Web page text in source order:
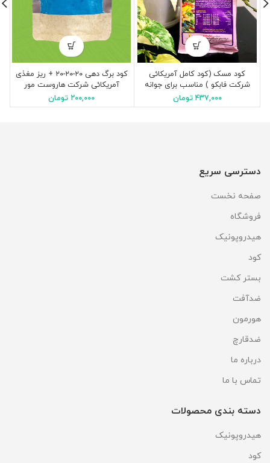
کود مسک (کود کامل آمریکائی
شرکت فابکو ) مناسب برای جوانه
زنی، رشد رویشی، تقویت ریشه،
گلدهی
۴۳۷,۰۰۰ تومان
کود برگ دهی ۲۰-۲۰-۲۰ + ریز مغذی
آمریکائی شرکت هاروست مور
استولر(۵۰ گرمی )
۲۰۰,۰۰۰ تومان
دسترسی سریع
صفحه نخست
فروشگاه
هیدروپونیک
کود
بستر کشت
ضدآفت
هورمون
ضدقارچ
درباره ما
تماس با ما
دسته بندی محصولات
هیدروپونیک
کود